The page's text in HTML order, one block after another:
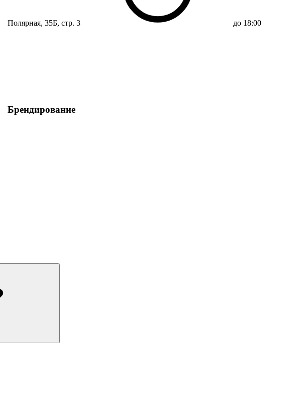
Полярная, 35Б, стр. 3 до 18:00
Брендирование